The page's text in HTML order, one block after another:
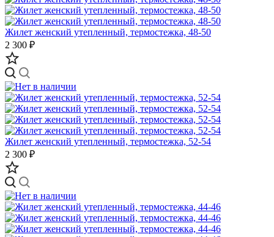
Жилет женский утепленный, термостежка, 48-50
2 300 ₽
Жилет женский утепленный, термостежка, 52-54
2 300 ₽